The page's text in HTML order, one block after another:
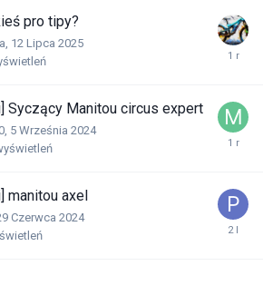
pro tipy?
, 12 Lipca 2025
Syczący Manitou circus expert
, 5 Września 2024
manitou axel
Czerwca 2024